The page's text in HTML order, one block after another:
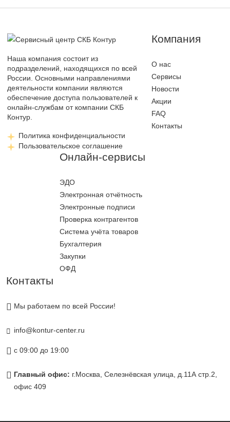
Наша компания состоит из
подразделений, находящихся по всей
России. Основными направлениями
деятельности компании являются
обеспечение доступа пользователей к
онлайн-службам от компании СКБ
Контур.
Политика конфиденциальности
Пользовательское соглашение
Компания
О нас
Сервисы
Новости
Акции
FAQ
Контакты
Онлайн-сервисы
ЭДО
Электронная отчётность
Электронные подписи
Проверка контрагентов
Система учёта товаров
Бухгалтерия
Закупки
ОФД
Контакты
Мы работаем по всей России!
info@kontur-center.ru
с 09:00 до 19:00
Главный офис: г.Москва, Селезнёвская улица, д.11А стр.2,
офис 409